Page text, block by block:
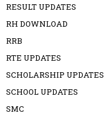
RESULT UPDATES
RH DOWNLOAD
RRB
RTE UPDATES
SCHOLARSHIP UPDATES
SCHOOL UPDATES
SMC